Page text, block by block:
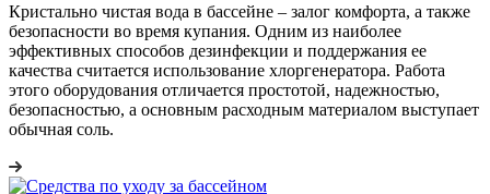
Кристально чистая вода в бассейне – залог комфорта, а также
безопасности во время купания. Одним из наиболее
эффективных способов дезинфекции и поддержания ее
качества считается использование хлоргенератора. Работа
этого оборудования отличается простотой, надежностью,
безопасностью, а основным расходным материалом выступает
обычная соль.